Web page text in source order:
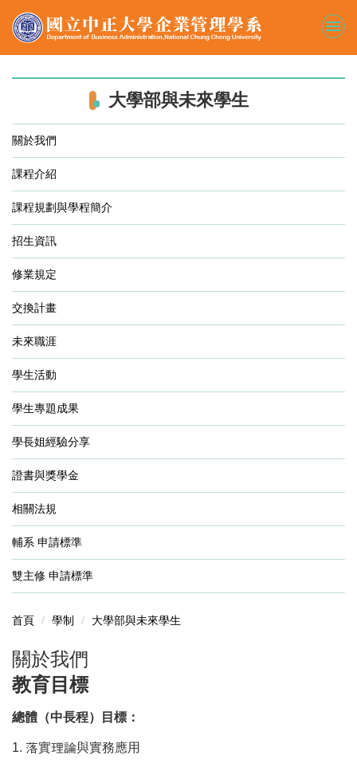
到
內
大學部與未來學生
關於我們
課程介紹
課程規劃與學程簡介
招生資訊
修業規定
交換計畫
未來職涯
學生活動
學生專題成果
學長姐經驗分享
證書與獎學金
相關法規
輔系 申請標準
雙主修 申請標準
首頁 學制 大學部與未來學生
關於我們
教育目標
總體（中長程）目標：
1. 落實理論與實務應用